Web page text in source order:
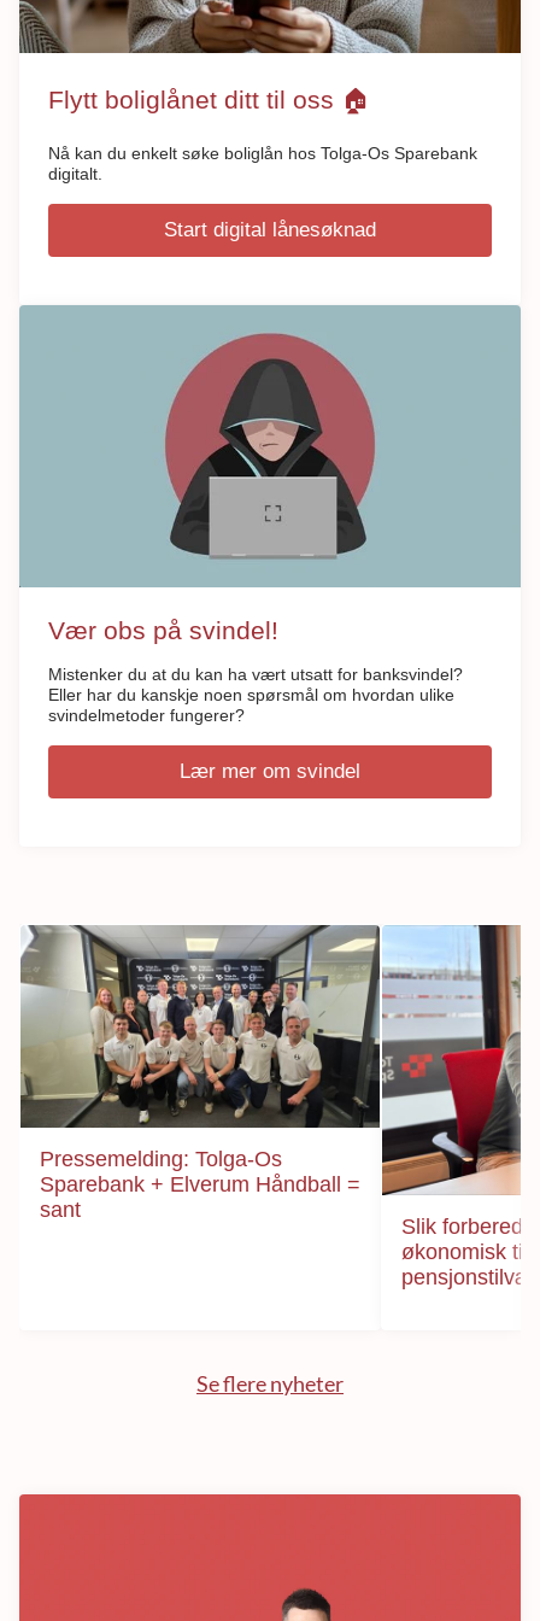
Flytt boliglånet ditt til oss 🏠
Nå kan du enkelt søke boliglån hos Tolga-Os Sparebank
digitalt.
Start digital lånesøknad
Vær obs på svindel!
Mistenker du at du kan ha vært utsatt for banksvindel?
Eller har du kanskje noen spørsmål om hvordan ulike
svindelmetoder fungerer?
Lær mer om svindel
Pressemelding: Tolga-Os
Sparebank + Elverum Håndball =
sant
Slik
økonomisk til
Se flere nyheter